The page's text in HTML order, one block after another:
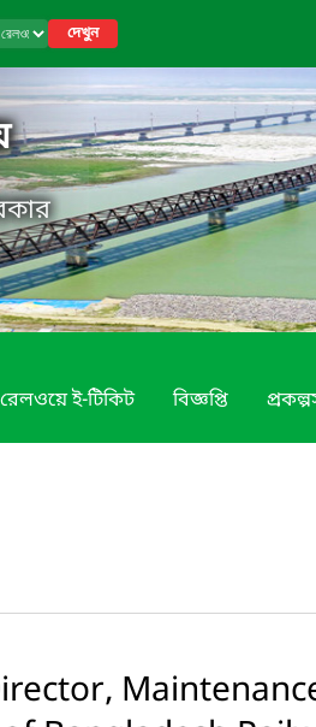
দেখুন
রেলওয়ে ই-টিকিট বিজ্ঞপ্তি